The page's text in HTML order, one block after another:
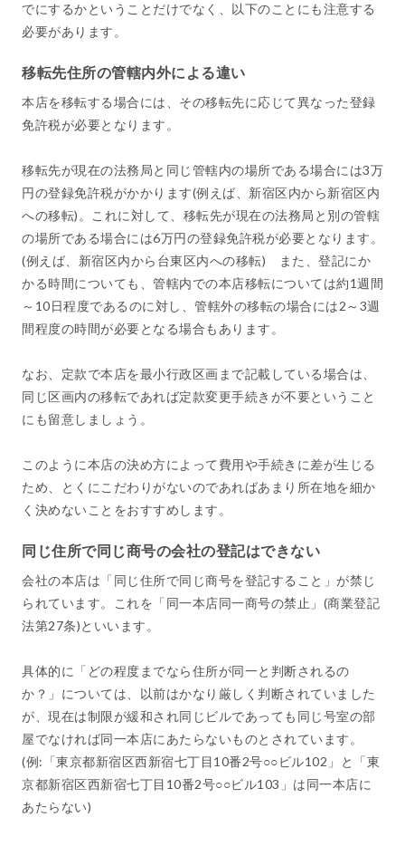
でにするかということだけでなく、以下のことにも注意する
必要があります。
移転先住所の管轄内外による違い
本店を移転する場合には、その移転先に応じて異なった登録
免許税が必要となります。
移転先が現在の法務局と同じ管轄内の場所である場合には3万
円の登録免許税がかかります(例えば、新宿区内から新宿区内
への移転)。これに対して、移転先が現在の法務局と別の管轄
の場所である場合には6万円の登録免許税が必要となります。
(例えば、新宿区内から台東区内への移転) また、登記にか
かる時間についても、管轄内での本店移転については約1週間
～10日程度であるのに対し、管轄外の移転の場合には2～3週
間程度の時間が必要となる場合もあります。
なお、定款で本店を最小行政区画まで記載している場合は、
同じ区画内の移転であれば定款変更手続きが不要ということ
にも留意しましょう。
このように本店の決め方によって費用や手続きに差が生じる
ため、とくにこだわりがないのであればあまり所在地を細か
く決めないことをおすすめします。
同じ住所で同じ商号の会社の登記はできない
会社の本店は「同じ住所で同じ商号を登記すること」が禁じ
られています。これを「同一本店同一商号の禁止」(商業登記
法第27条)といいます。
具体的に「どの程度までなら住所が同一と判断されるの
か？」については、以前はかなり厳しく判断されていました
が、現在は制限が緩和され同じビルであっても同じ号室の部
屋でなければ同一本店にあたらないものとされています。
(例:「東京都新宿区西新宿七丁目10番2号○○ビル102」と「東
京都新宿区西新宿七丁目10番2号○○ビル103」は同一本店に
あたらない)